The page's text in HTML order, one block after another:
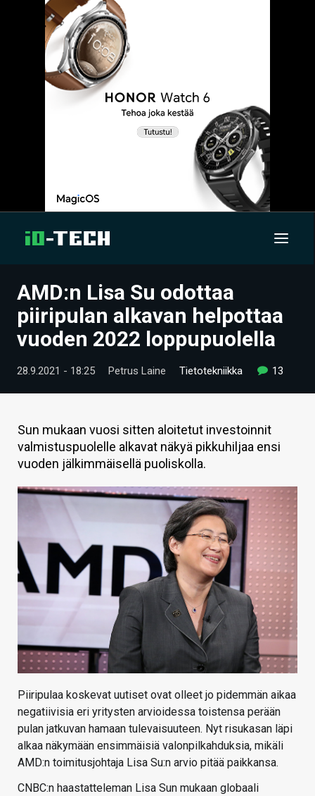
UUTISET
ARTIKKELIT
VIDEOT
TECHBBS
TIETOA
HINTA.FI
VAIHDA TEEMA
HAKU
AMD:n Lisa Su odottaa
piiripulan alkavan helpottaa
vuoden 2022 loppupuolella
28.9.2021 - 18:25 Petrus Laine Tietotekniikka 13
Sun mukaan vuosi sitten aloitetut investoinnit
valmistuspuolelle alkavat näkyä pikkuhiljaa ensi
vuoden jälkimmäisellä puoliskolla.
Piiripulaa koskevat uutiset ovat olleet jo pidemmän aikaa
negatiivisia eri yritysten arvioidessa toistensa perään
pulan jatkuvan hamaan tulevaisuuteen. Nyt risukasan läpi
alkaa näkymään ensimmäisiä valonpilkahduksia, mikäli
AMD:n toimitusjohtaja Lisa Su:n arvio pitää paikkansa.
CNBC:n haastatteleman Lisa Sun mukaan globaali